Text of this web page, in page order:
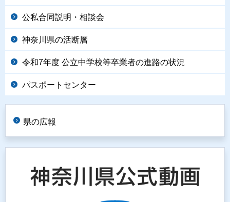
公私合同説明・相談会
神奈川県の活断層
令和7年度 公立中学校等卒業者の進路の状況
パスポートセンター
県の広報